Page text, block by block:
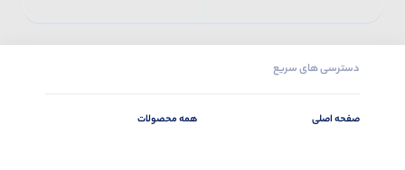
دسترسی های سریع
صفحه اصلی همه محصولات